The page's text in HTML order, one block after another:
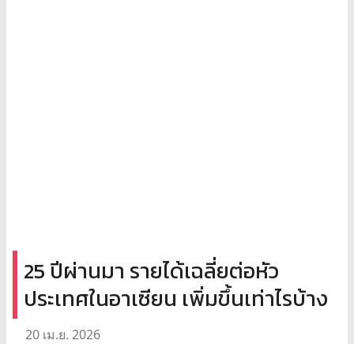
25 ปีผ่านมา รายได้เฉลี่ยต่อหัว
ประเทศในอาเซียน เพิ่มขึ้นเท่าไรบ้าง
20 เม.ย. 2026